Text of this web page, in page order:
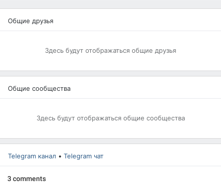
Общие друзья
Здесь будут отображаться общие друзья
Общие сообщества
Здесь будут отображаться общие сообщества
Telegram канал • Telegram чат